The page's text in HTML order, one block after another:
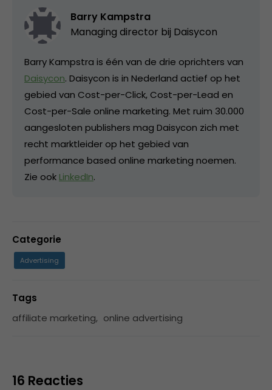
Barry Kampstra
Managing director bij Daisycon
Barry Kampstra is één van de drie oprichters van
Daisycon. Daisycon is in Nederland actief op het
gebied van Cost-per-Click, Cost-per-Lead en
Cost-per-Sale online marketing. Met ruim 30.000
aangesloten publishers mag Daisycon zich met
recht marktleider op het gebied van
performance based online marketing noemen.
Zie ook LinkedIn.
Categorie
Advertising
Tags
affiliate marketing, online advertising
16 Reacties